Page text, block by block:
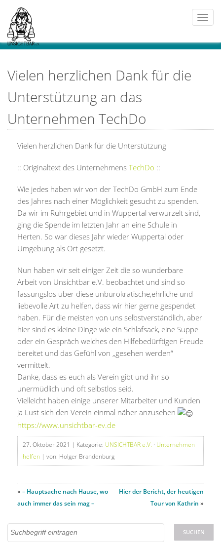
Vielen herzlichen Dank für die
Unterstützung an das
Unternehmen TechDo
Vielen herzlichen Dank für die Unterstützung
:: Originaltext des Unternehmens TechDo ::
Wie jedes haben wir von der TechDo GmbH zum Ende
des Jahres nach einer Möglichkeit gesucht zu spenden.
Da wir im Ruhrgebiet und in Wuppertal verwurzelt sind,
ging die Spende im letzten Jahr an eine Schule in
Herten. So war dieses Jahr wieder Wuppertal oder
Umgebung als Ort gesetzt.
Nun haben wir seit einiger Zeit die so wunderbare
Arbeit von Unsichtbar e.V. beobachtet und sind so
fassungslos über diese unbürokratische,ehrliche und
liebevolle Art zu helfen, dass wir hier gerne gespendet
haben. Für die meisten von uns selbstverständlich, aber
hier sind es kleine Dinge wie ein Schlafsack, eine Suppe
oder ein Gespräch welches den Hilfebedürftigen Freude
bereitet und das Gefühl von „gesehen werden“
vermittelt.
Danke, dass es euch als Verein gibt und ihr so
unermüdlich und oft selbstlos seid.
Vielleicht haben einige unserer Mitarbeiter und Kunden
ja Lust sich den Verein einmal näher anzusehen
https://www.unsichtbar-ev.de
27. Oktober 2021 | Kategorie: UNSICHTBAR e.V. · Unternehmen
helfen | von: Holger Brandenburg
« – Hauptsache nach Hause, wo
auch immer das sein mag –
Hier der Bericht, der heutigen
Tour von Kathrin »